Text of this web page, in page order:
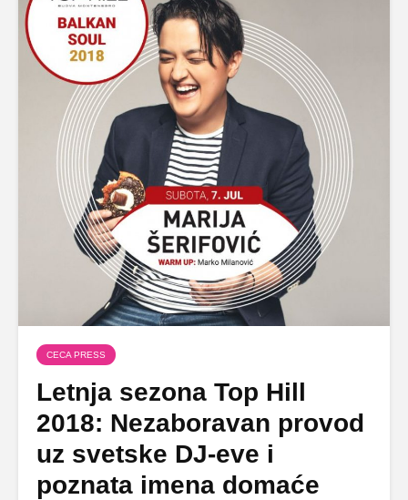
CECA PRESS
Letnja sezona Top Hill
2018: Nezaboravan provod
uz svetske DJ-eve i
poznata imena domaće